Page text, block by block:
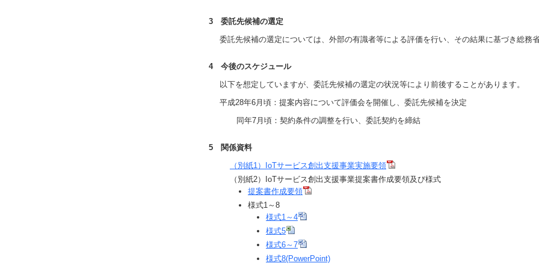
3 委託先候補の選定
委託先候補の選定については、外部の有識者等による評価を行い、その結果に基づき総務省
4 今後のスケジュール
以下を想定していますが、委託先候補の選定の状況等により前後することがあります。
平成28年6月頃：提案内容について評価会を開催し、委託先候補を決定
同年7月頃：契約条件の調整を行い、委託契約を締結
5 関係資料
（別紙1）IoTサービス創出支援事業実施要領
（別紙2）IoTサービス創出支援事業提案書作成要領及び様式
提案書作成要領
様式1～8
様式1～4
様式5
様式6～7
様式8(PowerPoint)